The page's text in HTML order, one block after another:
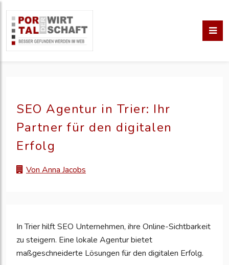
SEO Agentur in Trier: Ihr
Partner für den digitalen
Erfolg
Von Anna Jacobs
In Trier hilft SEO Unternehmen, ihre Online-Sichtbarkeit
zu steigern. Eine lokale Agentur bietet
maßgeschneiderte Lösungen für den digitalen Erfolg.